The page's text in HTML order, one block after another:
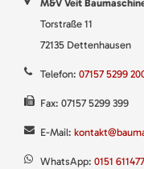
M&V Veit
Torstraße 11
72135 Dettenhausen
Telefon: 07157 5299
Fax: 07157 5299 399
E-Mail:
WhatsApp: 0151